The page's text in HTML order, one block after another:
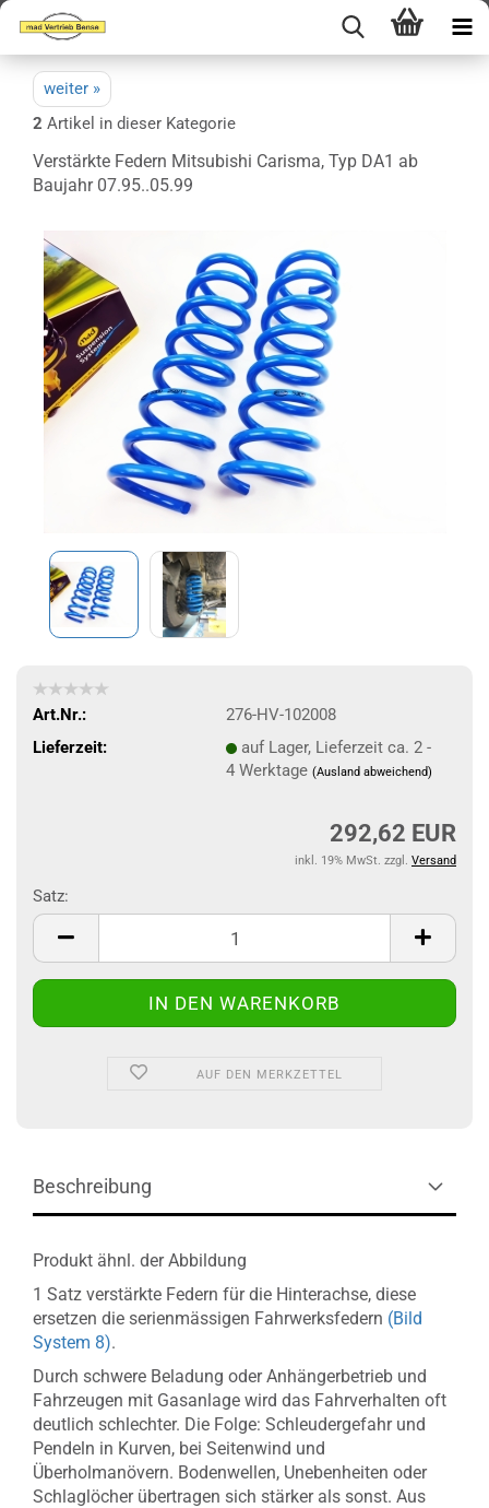
weiter »
2 Artikel in dieser Kategorie
Verstärkte Federn Mitsubishi Carisma, Typ DA1 ab
Baujahr 07.95..05.99
Art.Nr.:
276-HV-102008
Lieferzeit:
auf Lager, Lieferzeit ca. 2 -
4 Werktage (Ausland abweichend)
292,62 EUR
inkl. 19% MwSt. zzgl. Versand
Satz:
Satz
AUF DEN MERKZETTEL
Beschreibung
Produkt ähnl. der Abbildung
1 Satz verstärkte Federn für die Hinterachse, diese
ersetzen die serienmässigen Fahrwerksfedern (Bild
System 8).
Durch schwere Beladung oder Anhängerbetrieb und
Fahrzeugen mit Gasanlage wird das Fahrverhalten oft
deutlich schlechter. Die Folge: Schleudergefahr und
Pendeln in Kurven, bei Seitenwind und
Überholmanövern. Bodenwellen, Unebenheiten oder
Schlaglöcher übertragen sich stärker als sonst. Aus